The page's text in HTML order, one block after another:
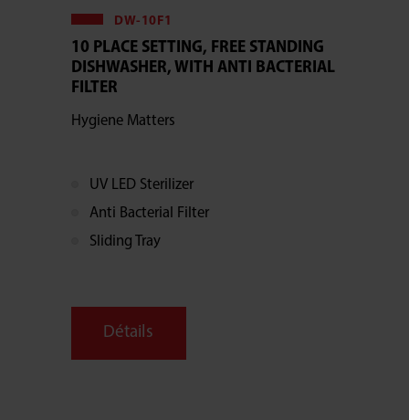
DW-10F1
10 PLACE SETTING, FREE STANDING
DISHWASHER, WITH ANTI BACTERIAL
FILTER
Hygiene Matters
UV LED Sterilizer
Anti Bacterial Filter
Sliding Tray
Détails